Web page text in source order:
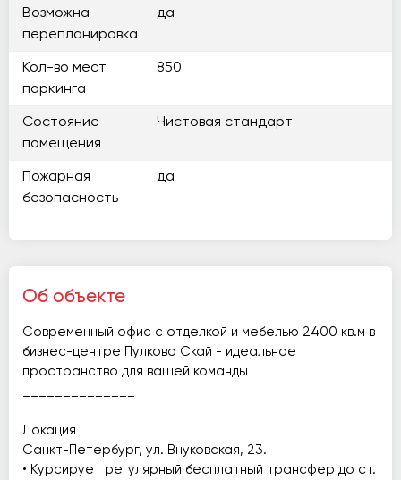
Возможна
перепланировка
да
Кол-во мест
паркинга
850
Состояние
помещения
Чистовая стандарт
Пожарная
безопасность
да
Об объекте
Современный офис с отделкой и мебелью 2400 кв.м в
бизнес-центре Пулково Скай - идеальное
пространство для вашей команды
Локация
Санкт-Петербург, ул. Внуковская, 23.
• Курсирует регулярный бесплатный трансфер до ст.